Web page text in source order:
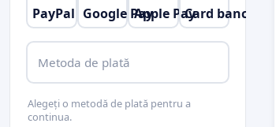
PayPal Google PayApple PayCard bancar
Metoda de plată
Alegeți o metodă de plată pentru a
continua.